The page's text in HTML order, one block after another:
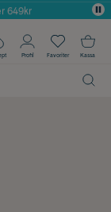
649kr
Profil Favoriter Kassa